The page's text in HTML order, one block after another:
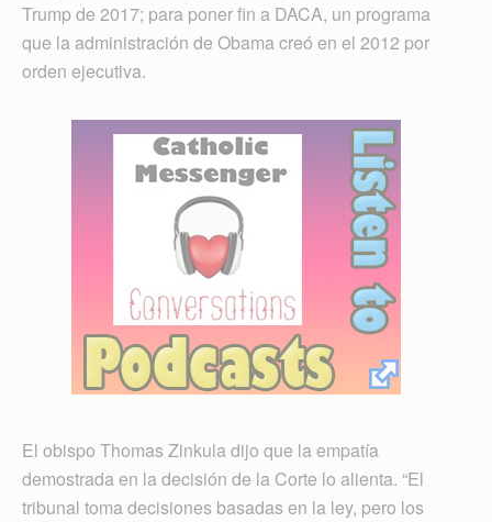
Trump de 2017; para poner fin a DACA, un programa
que la administración de Obama creó en el 2012 por
orden ejecutiva.
El obispo Thomas Zinkula dijo que la empatía
demostrada en la decisión de la Corte lo alienta. “El
tribunal toma decisiones basadas en la ley, pero los